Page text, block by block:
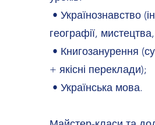
• Українознавство
географії,
• Книгозанурення
+ якісні переклади);
• Українська мова.